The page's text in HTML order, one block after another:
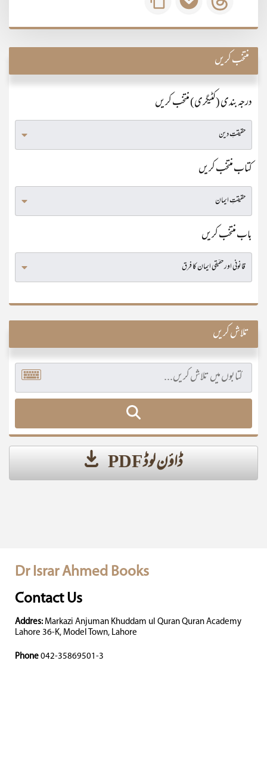
منتخب کریں
درجہ بندی (کٹیگری) منتخب کریں
کتاب منتخب کریں
باب منتخب کریں
تلاش کریں
ڈاؤن لوڈ PDF
Dr Israr Ahmed Books
Contact Us
Addres: Markazi Anjuman Khuddam ul Quran Quran Academy
Lahore 36-K, Model Town, Lahore
Phone 042-35869501-3